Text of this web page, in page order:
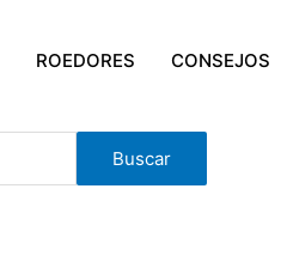
ROEDORES CONSEJOS
Buscar